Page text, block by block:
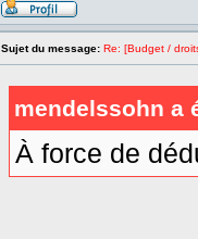
Sujet du message: Re: [Budget /
mendelssohn a
À force de